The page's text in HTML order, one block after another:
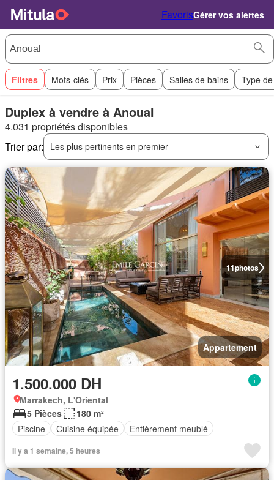
FavorisGérer vos alertes
Filtres Mots-clés Prix Pièces Salles de bains Type
Duplex à vendre à Anoual
4.031 propriétés disponibles
Trier par:
Les plus pertinents en premier
11photos
Appartement
1.500.000 DH
Marrakech, L'Oriental
5 Pièces
180 m²
Piscine
Cuisine équipée Entièrement meublé
Il y a 1 semaine, 5 heures